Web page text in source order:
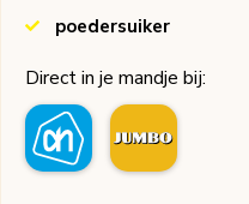
poedersuiker
Direct in je mandje bij: